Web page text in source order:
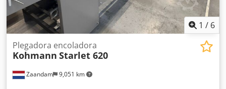
1 / 6
Zaandam 9,051 km
Plegadora encoladora
Kohmann Starlet 620